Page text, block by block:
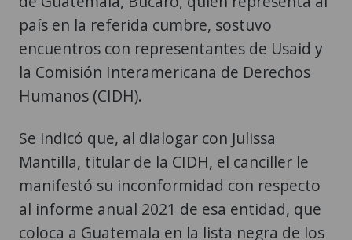
país en la referida cumbre, sostuvo
encuentros con representantes de Usaid y
la Comisión Interamericana de Derechos
Humanos (CIDH).
Se indicó que, al dialogar con Julissa
Mantilla, titular de la CIDH, el canciller le
manifestó su inconformidad con respecto
al informe anual 2021 de esa entidad, que
coloca a Guatemala en la lista negra de los